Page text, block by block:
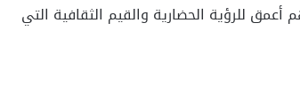
للرؤية الحضارية والقيم الثقافية التي